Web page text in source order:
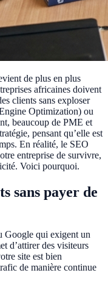
de plus en plus
africaines doivent
clients sans exploser
Optimization) ou
beaucoup de PME et
pensant qu’elle est
En réalité, le SEO
entreprise de survivre,
Voici pourquoi.
sans payer de
Google qui exigent un
d’attirer des visiteurs
site est bien
de manière continue